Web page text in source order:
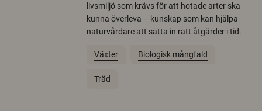
livsmiljö som krävs för att hotade arter ska
kunna överleva – kunskap som kan hjälpa
naturvårdare att sätta in rätt åtgärder i tid.
Växter Biologisk mångfald
Träd